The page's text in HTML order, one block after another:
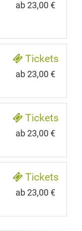
ab 23,00 €
Tickets
ab 23,00 €
Tickets
ab 23,00 €
Tickets
ab 23,00 €